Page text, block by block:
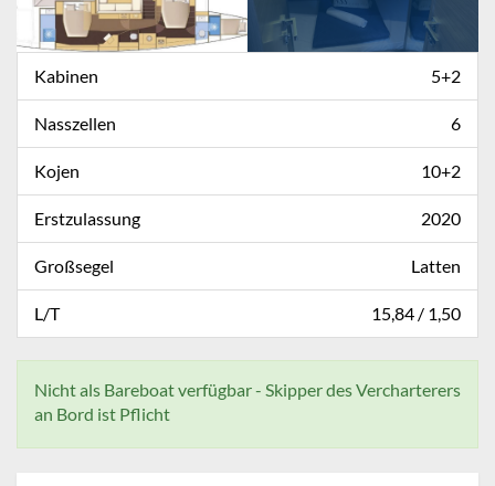
Kabinen 5+2
Nasszellen 6
Kojen 10+2
Erstzulassung 2020
Großsegel Latten
L/T 15,84 / 1,50
Nicht als Bareboat verfügbar - Skipper des Vercharterers
an Bord ist Pflicht